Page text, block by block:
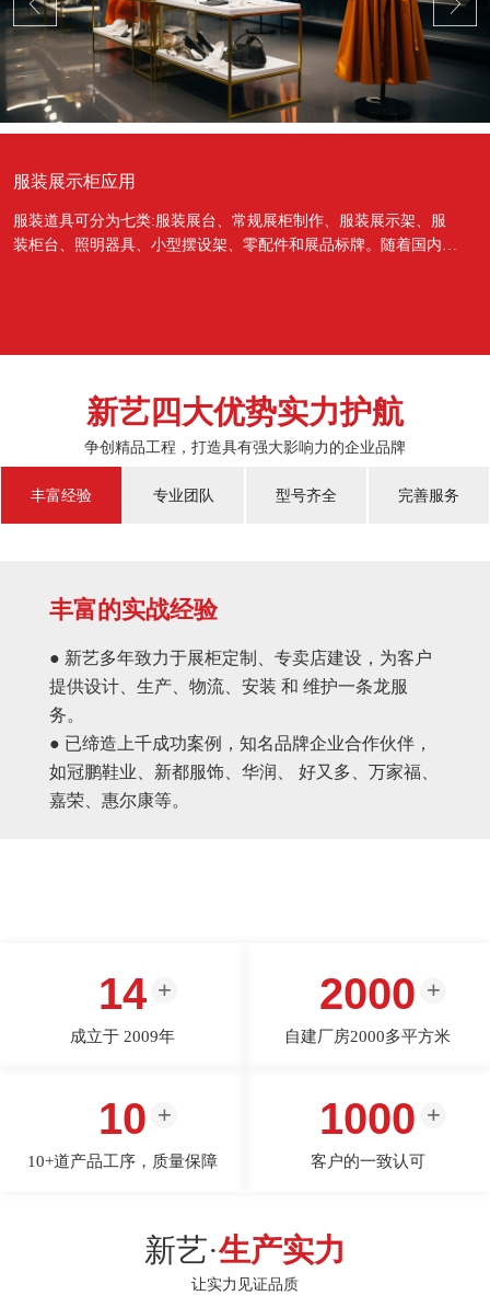
服装展示柜应用
服装道具可分为七类:服装展台、常规展柜制作、服装展示架、服
装柜台、照明器具、小型摆设架、零配件和展品标牌。随着国内经
新艺四大优势实力护航
争创精品工程，打造具有强大影响力的企业品牌
丰富经验 专业团队 型号齐全 完善服务
丰富的实战经验
● 新艺多年致力于展柜定制、专卖店建设，为客户
提供设计、生产、物流、安装 和 维护一条龙服
务。
● 已缔造上千成功案例，知名品牌企业合作伙伴，
如冠鹏鞋业、新都服饰、华润、 好又多、万家福、
嘉荣、惠尔康等。
14
成立于 2009年
2000
自建厂房2000多平方米
10
10+道产品工序，质量保障
1000
客户的一致认可
新艺·生产实力
让实力见证品质